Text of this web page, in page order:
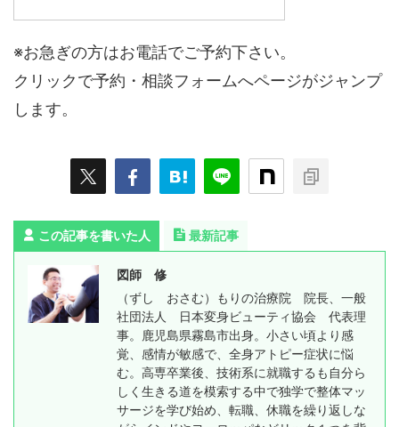
※お急ぎの方はお電話でご予約下さい。
クリックで予約・相談フォームへページがジャンプ
します。
この記事を書いた人 最新記事
図師 修
（ずし おさむ）もりの治療院 院長、一般
社団法人 日本変身ビューティ協会 代表理
事。鹿児島県霧島市出身。小さい頃より感
覚、感情が敏感で、全身アトピー症状に悩
む。高専卒業後、技術系に就職するも自分ら
しく生きる道を模索する中で独学で整体マッ
サージを学び始め、転職、休職を繰り返しな